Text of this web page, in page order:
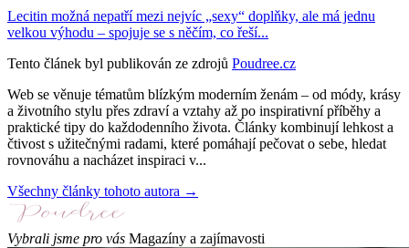
Lecitin možná nepatří mezi nejvíc „sexy“ doplňky, ale má jednu
velkou výhodu – spojuje se s něčím, co řeší...
Tento článek byl publikován ze zdrojů Poudree.cz
Web se věnuje tématům blízkým moderním ženám – od módy, krásy
a životního stylu přes zdraví a vztahy až po inspirativní příběhy a
praktické tipy do každodenního života. Články kombinují lehkost a
čtivost s užitečnými radami, které pomáhají pečovat o sebe, hledat
rovnováhu a nacházet inspiraci v...
Všechny články tohoto autora →
Vybrali jsme pro vás Magazíny a zajímavosti